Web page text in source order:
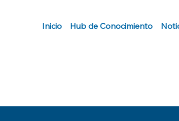
Inicio Hub de Conocimiento